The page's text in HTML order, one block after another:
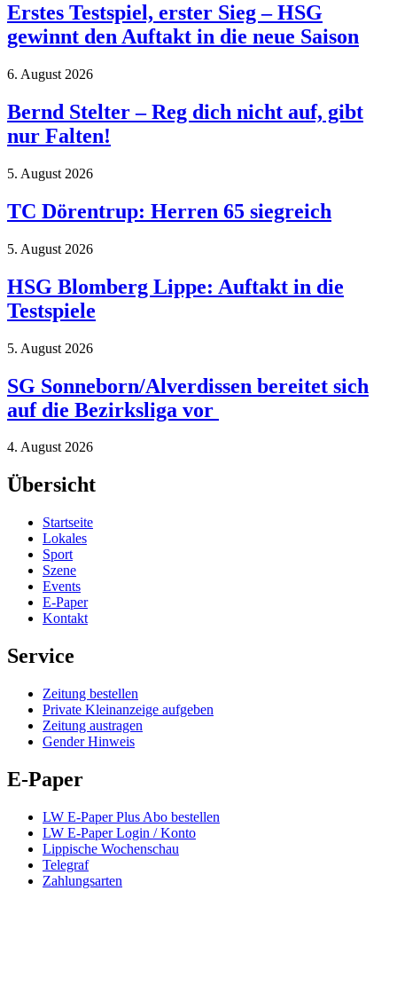
Erstes Testspiel, erster Sieg – HSG
gewinnt den Auftakt in die neue Saison
6. August 2026
Bernd Stelter – Reg dich nicht auf, gibt
nur Falten!
5. August 2026
TC Dörentrup: Herren 65 siegreich
5. August 2026
HSG Blomberg Lippe: Auftakt in die
Testspiele
5. August 2026
SG Sonneborn/Alverdissen bereitet sich
auf die Bezirksliga vor
4. August 2026
Übersicht
Startseite
Lokales
Sport
Szene
Events
E-Paper
Kontakt
Service
Zeitung bestellen
Private Kleinanzeige aufgeben
Zeitung austragen
Gender Hinweis
E-Paper
LW E-Paper Plus Abo bestellen
LW E-Paper Login / Konto
Lippische Wochenschau
Telegraf
Zahlungsarten